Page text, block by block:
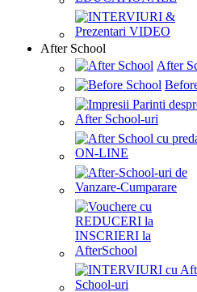
After School
After